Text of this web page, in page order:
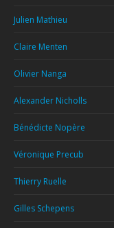
Julien Mathieu
Claire Menten
Olivier Nanga
Alexander Nicholls
Bénédicte Nopère
Véronique Precub
Thierry Ruelle
Gilles Schepens